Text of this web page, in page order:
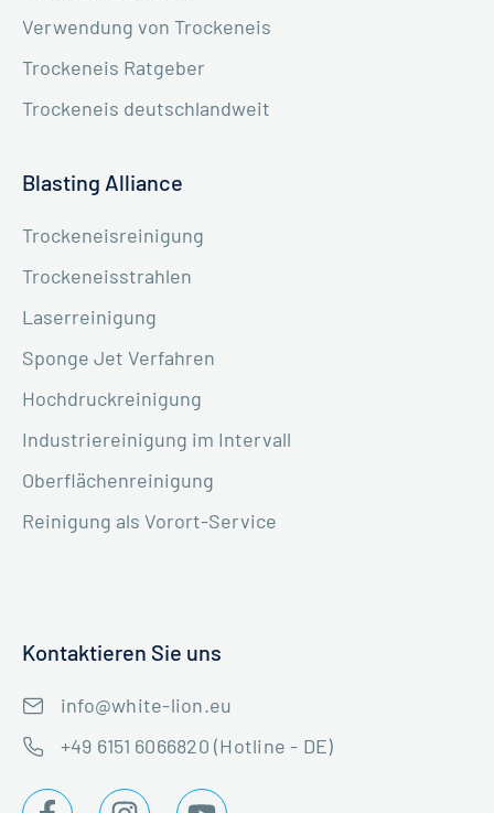
Verwendung von Trockeneis
Trockeneis Ratgeber
Trockeneis deutschlandweit
Blasting Alliance
Trockeneisreinigung
Trockeneisstrahlen
Laserreinigung
Sponge Jet Verfahren
Hochdruckreinigung
Industriereinigung im Intervall
Oberflächenreinigung
Reinigung als Vorort-Service
Kontaktieren Sie uns
info@white-lion.eu
+49 6151 6066820 (Hotline - DE)